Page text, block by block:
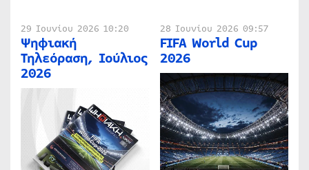
29 Ιουνίου 2026 10:20
Ψηφιακή
Τηλεόραση, Ιούλιος
2026
28 Ιουνίου 2026 09:57
FIFA World Cup
2026